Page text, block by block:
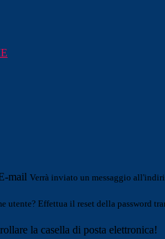
mail Verrà inviato un messaggio
utente? Effettua il reset della password
la casella di posta elettronica!